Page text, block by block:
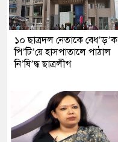
১০ ছাত্রদল নেতাকে বেধ’ড়’ক
পি’টি’য়ে হাসপাতালে পাঠাল
নি’ষি’দ্ধ ছাত্রলীগ